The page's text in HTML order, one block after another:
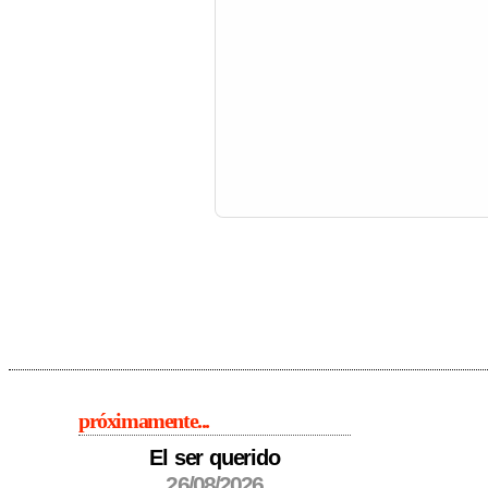
próximamente...
El ser querido